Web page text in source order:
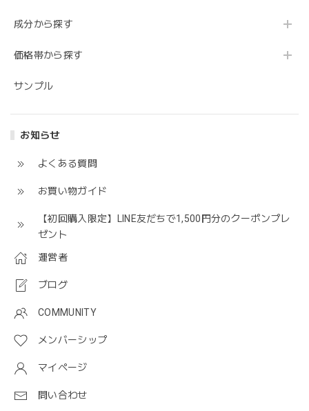
成分から探す
価格帯から探す
サンプル
お知らせ
よくある質問
お買い物ガイド
【初回購入限定】LINE友だちで1,500円分のクーポンプレ
ゼント
運営者
ブログ
COMMUNITY
メンバーシップ
マイページ
問い合わせ